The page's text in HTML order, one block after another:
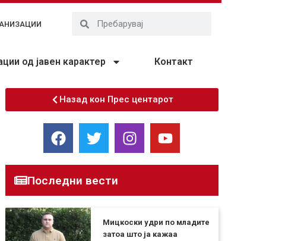
од јавен карактер Контакт
Назад кон Прес центарот
Последни вести
Мицкоски удри по младите
затоа што ја кажаа